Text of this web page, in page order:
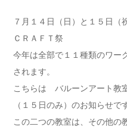
７月１４日（日）と１５日
ＣＲＡＦＴ祭
今年は全部で１１種類のワー
されます。
こちらは バルーンアート教
（１５日のみ）のお知らせで
この二つの教室は、その他の